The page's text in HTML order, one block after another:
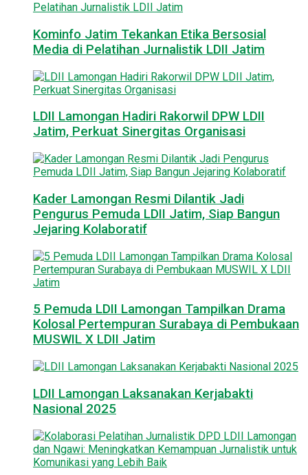
Kominfo Jatim Tekankan Etika Bersosial
Media di Pelatihan Jurnalistik LDII Jatim
LDII Lamongan Hadiri Rakorwil DPW LDII
Jatim, Perkuat Sinergitas Organisasi
Kader Lamongan Resmi Dilantik Jadi
Pengurus Pemuda LDII Jatim, Siap Bangun
Jejaring Kolaboratif
5 Pemuda LDII Lamongan Tampilkan Drama
Kolosal Pertempuran Surabaya di Pembukaan
MUSWIL X LDII Jatim
LDII Lamongan Laksanakan Kerjabakti
Nasional 2025